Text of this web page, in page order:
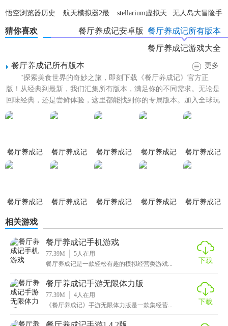
2. 员工管理：招聘、培训和解雇员工，提升工作效率。
3. 财务管理：实时查看餐厅收支情况，制定经营策略。
4. 顾客管理：记录顾客信息和偏好，提供个性化服务。
5. 装饰与布置：多种装修风格和布局选择，打造个性化餐
厅。
1. 下载与安装：在官方网站或应用商店下载并安装游戏。
3. 经营餐厅：根据顾客需求进行烹饪、上菜和清洁工作。
4. 扩展业务：通过完成任务和挑战解锁新的餐厅和菜品。
5. 社交互动：邀请好友来餐厅用餐，分享游戏经验。
【餐厅养成记测试版推荐】
如果你喜欢模拟经营类游戏，并且想体验从一家小餐馆逐步
发展壮大的成就感，那么餐厅养成记测试版是一个不错的选
悟空浏览器历史
版本
航天模拟器2最
新版
stellarium虚拟天
文台
无人岛大冒险手
机版
猜你喜欢 餐厅养成记所有版本
餐厅养成记安卓版
餐厅养成记游戏大全
餐厅养成记所有版本
更多
"探索美食世界的奇妙之旅，即刻下载《餐厅养成记》官方正
版！从经典到最新，我们汇集所有版本，满足你的不同需求。无论是
回味经典，还是尝鲜体验，这里都能找到你的专属版本。加入全球玩
家的行列，一起经营梦想中的...
餐厅养成记
餐厅养成记
手游无限钻
餐厅养成记
手游无限体
餐厅养成记
手游1.4.2版
餐厅养成记
餐厅养成记
餐厅养成记
餐厅养成记
餐厅养成记
餐厅养成记
相关游戏
餐厅养成记手机游戏
77.39M 5 人在用
餐厅养成记是一款轻松有趣的模拟经营类游戏...
下载
餐厅养成记手游无限体力版
77.39M 4 人在用
《餐厅养成记》手游无限体力版是一款集经营...
下载